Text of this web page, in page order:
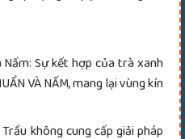
Nấm: Sự kết hợp của trà xanh
VÀ NẤM, mang lại vùng kín
không cung cấp giải pháp